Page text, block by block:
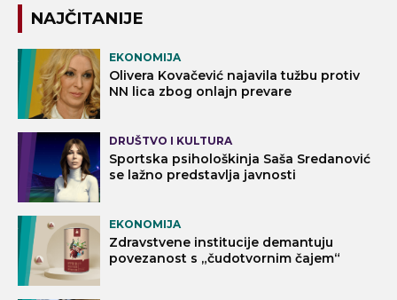
NAJČITANIJE
EKONOMIJA
Olivera Kovačević najavila tužbu protiv
NN lica zbog onlajn prevare
DRUŠTVO I KULTURA
Sportska psihološkinja Saša Sredanović
se lažno predstavlja javnosti
EKONOMIJA
Zdravstvene institucije demantuju
povezanost s „čudotvornim čajem“